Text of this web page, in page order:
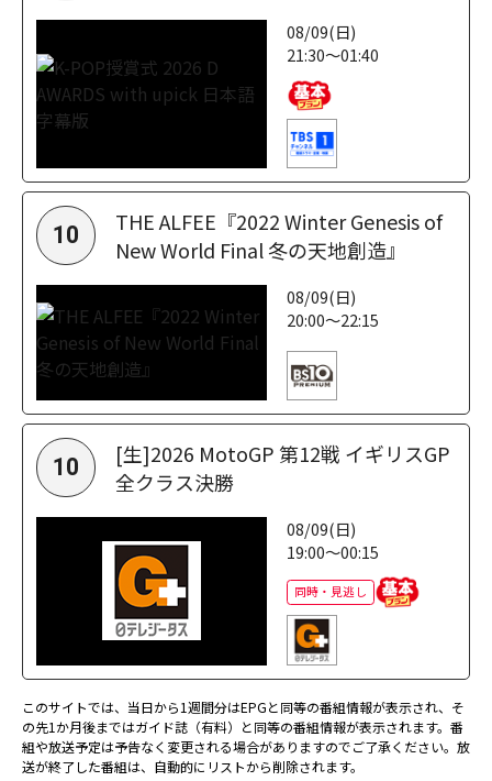
08/09(日)
21:30～01:40
10
THE ALFEE『2022 Winter Genesis of
New World Final 冬の天地創造』
08/09(日)
20:00～22:15
10
[生]2026 MotoGP 第12戦 イギリスGP
全クラス決勝
08/09(日)
19:00～00:15
同時・見逃し
このサイトでは、当日から1週間分はEPGと同等の番組情報が表示され、そ
の先1か月後まではガイド誌（有料）と同等の番組情報が表示されます。番
組や放送予定は予告なく変更される場合がありますのでご了承ください。放
送が終了した番組は、自動的にリストから削除されます。